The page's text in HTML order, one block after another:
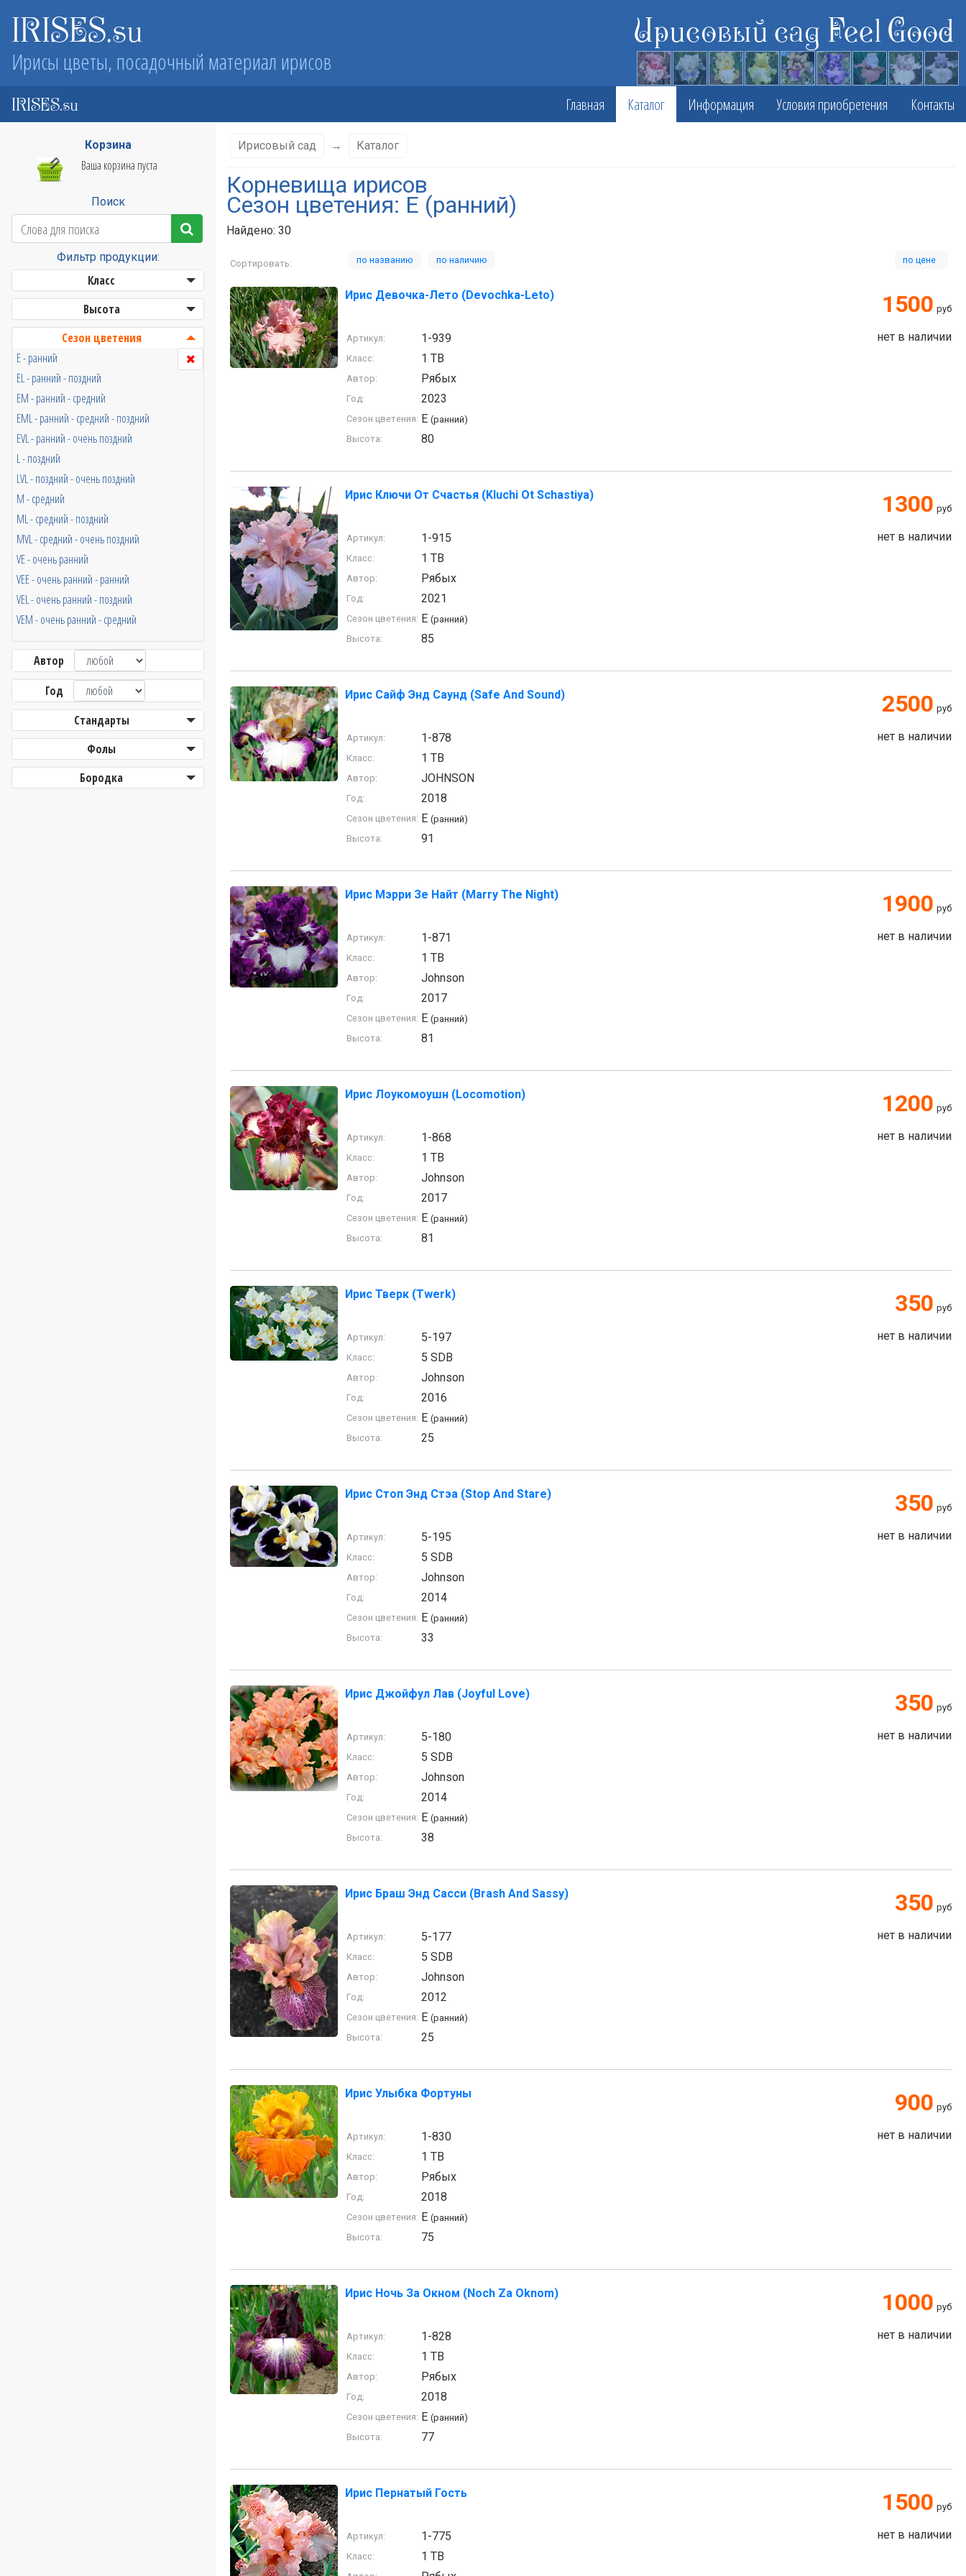
IRISES.su Ирисовый сад Feel Good
Ирисы цветы, посадочный материал ирисов
IRISES.su Главная Каталог Информация Условия приобретения Контакты
Корзина
Ваша корзина пуста
Поиск
Фильтр продукции:
Класс
Высота
Сезон цветения
E - ранний
EL - ранний - поздний
EM - ранний - средний
EML - ранний - средний - поздний
EVL - ранний - очень поздний
L - поздний
LVL - поздний - очень поздний
M - средний
ML - средний - поздний
MVL - средний - очень поздний
VE - очень ранний
VEE - очень ранний - ранний
VEL - очень ранний - поздний
VEM - очень ранний - средний
Автор
Год
Стандарты
Фолы
Бородка
Ирисовый сад → Каталог
Корневища ирисов
Сезон цветения: E (ранний)
Найдено: 30
Сортировать: по названию по наличию по цене
Ирис Девочка-Лето (Devochka-Leto) 1500 руб
нет в наличии
Артикул: 1-939
Класс: 1 TB
Автор: Рябых
Год: 2023
Сезон цветения: E (ранний)
Высота:
80
Ирис Ключи От Счастья (Kluchi Ot Schastiya) 1300 руб
нет в наличии
Артикул: 1-915
Класс: 1 TB
Автор: Рябых
Год: 2021
Сезон цветения: E (ранний)
Высота:
85
Ирис Сайф Энд Саунд (Safe And Sound) 2500 руб
нет в наличии
Артикул: 1-878
Класс: 1 TB
Автор: JOHNSON
Год: 2018
Сезон цветения: E (ранний)
Высота:
91
Ирис Мэрри Зе Найт (Marry The Night) 1900 руб
нет в наличии
Артикул: 1-871
Класс: 1 TB
Автор: Johnson
Год: 2017
Сезон цветения: E (ранний)
Высота:
81
Ирис Лоукомоушн (Locomotion) 1200 руб
нет в наличии
Артикул: 1-868
Класс: 1 TB
Автор: Johnson
Год: 2017
Сезон цветения: E (ранний)
Высота:
81
Ирис Тверк (Twerk) 350 руб
нет в наличии
Артикул: 5-197
Класс: 5 SDB
Автор: Johnson
Год: 2016
Сезон цветения: E (ранний)
Высота:
25
Ирис Стоп Энд Стэа (Stop And Stare) 350 руб
нет в наличии
Артикул: 5-195
Класс: 5 SDB
Автор: Johnson
Год: 2014
Сезон цветения: E (ранний)
Высота:
33
Ирис Джойфул Лав (Joyful Love) 350 руб
нет в наличии
Артикул: 5-180
Класс: 5 SDB
Автор: Johnson
Год: 2014
Сезон цветения: E (ранний)
Высота:
38
Ирис Браш Энд Сасси (Brash And Sassy) 350 руб
нет в наличии
Артикул: 5-177
Класс: 5 SDB
Автор: Johnson
Год: 2012
Сезон цветения: E (ранний)
Высота:
25
Ирис Улыбка Фортуны 900 руб
нет в наличии
Артикул: 1-830
Класс: 1 TB
Автор: Рябых
Год: 2018
Сезон цветения: E (ранний)
Высота:
75
Ирис Ночь За Окном (Noch Za Oknom) 1000 руб
нет в наличии
Артикул: 1-828
Класс: 1 TB
Автор: Рябых
Год: 2018
Сезон цветения: E (ранний)
Высота:
77
Ирис Пернатый Гость 1500 руб
нет в наличии
Артикул: 1-775
Класс: 1 TB